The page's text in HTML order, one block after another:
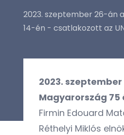
2023. szeptember 26-án
14-én - csatlakozott az
2023.
Magyarország 75
Firmin Edouard
Réthelyi Miklós